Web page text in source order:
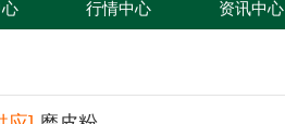
行情中心 资讯中心